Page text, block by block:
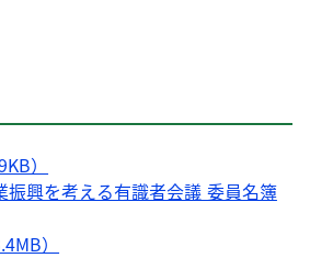
）
振興を考える有識者会議 委員名簿
）